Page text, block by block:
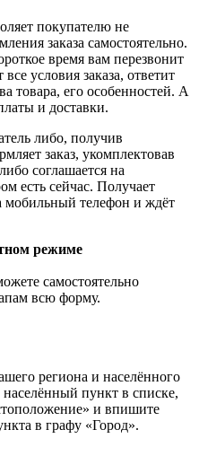
покупателю не
заказа самостоятельно.
время вам перезвонит
условия заказа, ответит
товара, его особенностей. А
и доставки.
либо, получив
заказ, укомплектовав
соглашается на
есть сейчас. Получает
мобильный телефон и ждёт
режиме
самостоятельно
всю форму.
региона и населённого
пункт в списке,
и впишите
в графу «Город».